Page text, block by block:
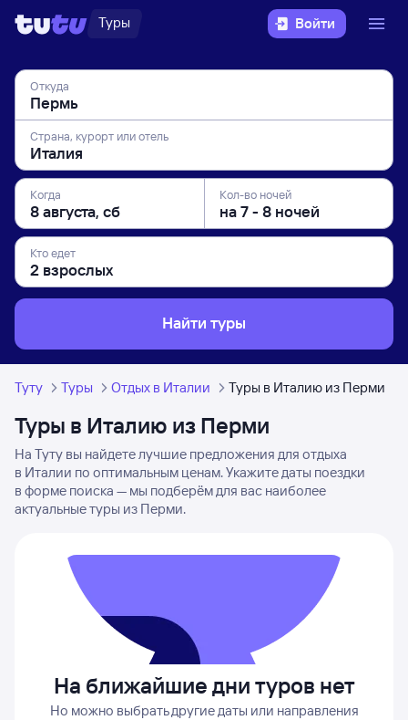
Туры Войти
Откуда
Страна, курорт или отель
Когда Кол-во ночей
Кто едет
Найти туры
Туту Туры Отдых в Италии Туры в Италию из Перми
Туры в Италию из Перми
На Туту вы найдете лучшие предложения для отдыха
в Италии по оптимальным ценам. Укажите даты поездки
в форме поиска — мы подберём для вас наиболее
актуальные туры из Перми.
На ближайшие дни туров нет
Но можно выбрать другие даты или направления